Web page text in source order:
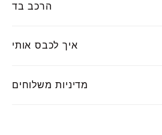
הרכב בד
איך לכבס אותי
מדיניות משלוחים